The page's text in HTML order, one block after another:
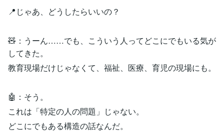
📍じゃあ、どうしたらいいの？
🧸：うーん……でも、こういう人ってどこにでもいる気が
してきた。
教育現場だけじゃなくて、福祉、医療、育児の現場にも。
🤖：そう。
これは「特定の人の問題」じゃない。
どこにでもある構造の話なんだ。